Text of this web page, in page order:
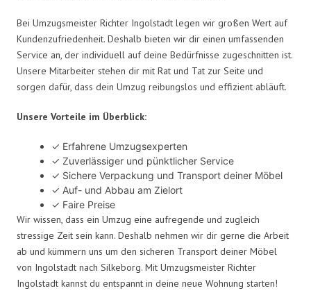
Bei Umzugsmeister Richter Ingolstadt legen wir großen Wert auf
Kundenzufriedenheit. Deshalb bieten wir dir einen umfassenden
Service an, der individuell auf deine Bedürfnisse zugeschnitten ist.
Unsere Mitarbeiter stehen dir mit Rat und Tat zur Seite und
sorgen dafür, dass dein Umzug reibungslos und effizient abläuft.
Unsere Vorteile im Überblick:
✓ Erfahrene Umzugsexperten
✓ Zuverlässiger und pünktlicher Service
✓ Sichere Verpackung und Transport deiner Möbel
✓ Auf- und Abbau am Zielort
✓ Faire Preise
Wir wissen, dass ein Umzug eine aufregende und zugleich
stressige Zeit sein kann. Deshalb nehmen wir dir gerne die Arbeit
ab und kümmern uns um den sicheren Transport deiner Möbel
von Ingolstadt nach Silkeborg. Mit Umzugsmeister Richter
Ingolstadt kannst du entspannt in deine neue Wohnung starten!